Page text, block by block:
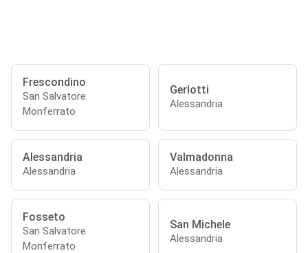
Frescondino
San Salvatore
Monferrato
Gerlotti
Alessandria
Alessandria
Alessandria
Valmadonna
Alessandria
Fosseto
San Salvatore
Monferrato
San Michele
Alessandria